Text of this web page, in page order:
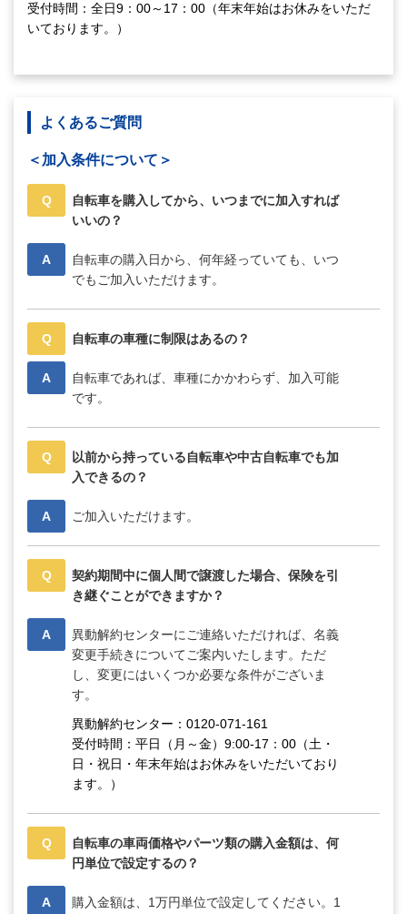
受付時間：全日9：00～17：00（年末年始はお休みをいただ
いております。）
よくあるご質問
＜加入条件について＞
Q
自転車を購入してから、いつまでに加入すれば
いいの？
A
自転車の購入日から、何年経っていても、いつ
でもご加入いただけます。
Q 自転車の車種に制限はあるの？
A
自転車であれば、車種にかかわらず、加入可能
です。
Q
以前から持っている自転車や中古自転車でも加
入できるの？
A ご加入いただけます。
Q
契約期間中に個人間で譲渡した場合、保険を引
き継ぐことができますか？
A
異動解約センターにご連絡いただければ、名義
変更手続きについてご案内いたします。ただ
し、変更にはいくつか必要な条件がございま
す。
異動解約センター：0120-071-161
受付時間：平日（月～金）9:00-17：00（土・
日・祝日・年末年始はお休みをいただいており
ます。）
Q
自転車の車両価格やパーツ類の購入金額は、何
円単位で設定するの？
A
購入金額は、1万円単位で設定してください。1